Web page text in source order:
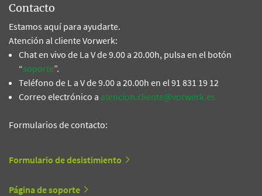
Contacto
Estamos aquí para ayudarte.
Atención al cliente Vorwerk:
Chat en vivo de La V de 9.00 a 20.00h, pulsa en el botón
“soporte”.
Teléfono de L a V de 9.00 a 20.00h en el 91 831 19 12
Correo electrónico a atencion.cliente@vorwerk.es
Formularios de contacto:
Formulario de desistimiento
Página de soporte